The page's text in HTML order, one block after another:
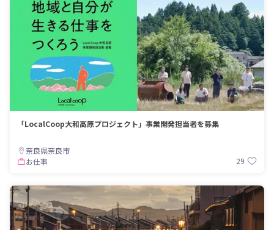
「LocalCoop大和高原プロジェクト」事業開発担当者を募集
奈良県奈良市
お仕事
29